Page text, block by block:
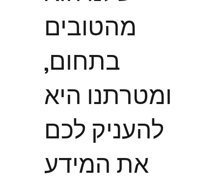
מהטובים
בתחום,
ומטרתנו היא
להעניק לכם
את המידע